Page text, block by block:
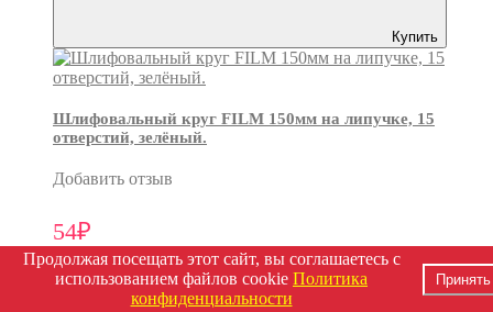
Купить
Шлифовальный круг FILM 150мм на липучке, 15
отверстий, зелёный.
Добавить отзыв
54₽
Продолжая посещать этот сайт, вы соглашаетесь с
использованием файлов cookie Политика
конфиденциальности
Принять